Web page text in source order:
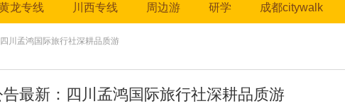
龙专线 川西专线 周边游 研学 成都citywalk
川孟鸿国际旅行社深耕品质游
最新：四川孟鸿国际旅行社深耕品质游